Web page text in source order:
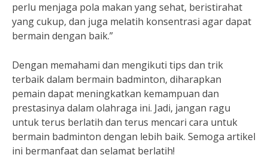
perlu menjaga pola makan yang sehat, beristirahat
yang cukup, dan juga melatih konsentrasi agar dapat
bermain dengan baik.”
Dengan memahami dan mengikuti tips dan trik
terbaik dalam bermain badminton, diharapkan
pemain dapat meningkatkan kemampuan dan
prestasinya dalam olahraga ini. Jadi, jangan ragu
untuk terus berlatih dan terus mencari cara untuk
bermain badminton dengan lebih baik. Semoga artikel
ini bermanfaat dan selamat berlatih!